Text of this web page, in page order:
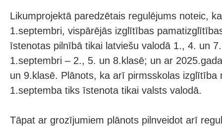
Likumprojektā paredzētais regulējums noteic,
1.septembri, vispārējās izglītības
īstenotas pilnībā tikai latviešu valodā 1., 4. un
1.septembri – 2., 5. un 8.klasē; un ar
un 9.klasē. Plānots, ka arī pirmsskolas izglītība
1.septemba tiks īstenota tikai valsts valodā.
Tāpat ar grozījumiem plānots pilnveidot arī